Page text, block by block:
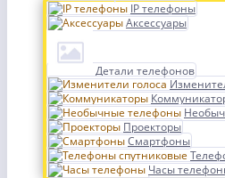
IP телефоны
Аксессуары
Детали телефонов
Проекторы
Смартфоны
Часы